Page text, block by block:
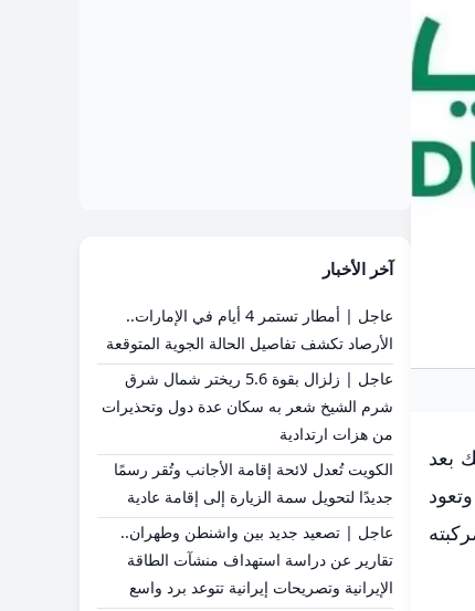
بعد
آخر الأخبار
عاجل | أمطار تستمر 4 أيام في الإمارات..
الأرصاد تكشف تفاصيل الحالة الجوية المتوقعة
عاجل | زلزال بقوة 5.6 ريختر شمال شرق
شرم الشيخ شعر به سكان عدة دول وتحذيرات
من هزات ارتدادية
الكويت تُعدل لائحة إقامة الأجانب وتُقر رسمًا
جديدًا لتحويل سمة الزيارة إلى إقامة عادية
عاجل | تصعيد جديد بين واشنطن وطهران..
تقارير عن دراسة استهداف منشآت الطاقة
الإيرانية وتصريحات إيرانية تتوعد برد واسع